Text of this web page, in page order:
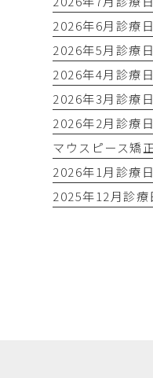
2026年6月診療
2026年5月診療
2026年4月診療
2026年3月診療
2026年2月診療
2026年1月診療
2025年12月診療